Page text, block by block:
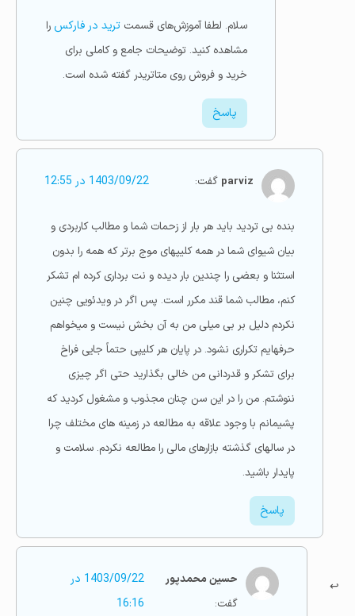
سلام. لطفا آموزش‌های قسمت ترید در فارکس را
مشاهده کنید. توضیحات جامع و کاملی برای
خرید و فروش روی متاتریدر گفته شده است.
پاسخ
parviz گفت: 1403/09/22 در 12:55
بنده بی تردید باید هر بار از زحمات شما و مطالب کاربردی و
بیان شیوای شما در همه کلیپهای موج برتر که همه را بدون
استثنا و بعضی را چندین بار دیده و نت برداری کرده ام تشکر
کنم، مطالب شما قند مکرر است. پس اگر در ویدئویی چنین
نکردم دلیل بر بی میلی من به آن بخش نیست و میخواهم
حرفهایم تکراری نشود. در پایان هر کلیپی حتماً جایی فراخ
برای تشکر و قدردانی من خالی بگذارید حتی اگر چیزی
ننوشتم. من را در این سن چنان مجذوب و مشغول کردید که
پشیمانم با وجود علاقه به مطالعه در زمینه های مختلف چرا
در سالهای گذشته بازارهای مالی را مطالعه نکردم. سلامت و
پایدار باشید.
پاسخ
حسین محمدپور
گفت:
1403/09/22 در
16:16